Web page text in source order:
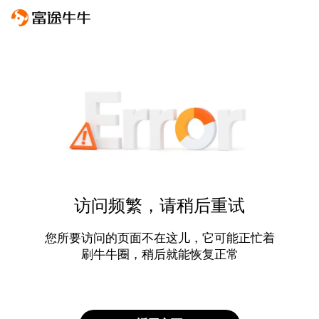
访问频繁，请稍后重试
您所要访问的页面不在这儿，它可能正忙着
刷牛牛圈，稍后就能恢复正常